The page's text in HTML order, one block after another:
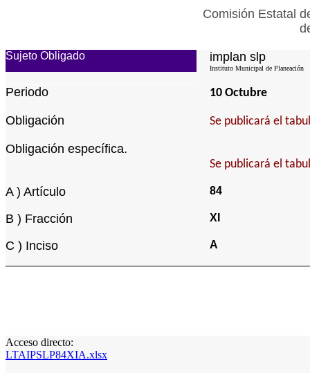
Comisión Estatal
Sujeto Obligado implan slp
Instituto Municipal de Planeación
Periodo 10 Octubre
Obligación Se publicará el
Obligación específica.
Se publicará el
A ) Artículo 84
B ) Fracción XI
C ) Inciso A
Acceso directo:
LTAIPSLP84XIA.xlsx